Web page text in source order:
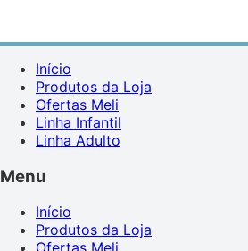
Início
Produtos da Loja
Ofertas Meli
Linha Infantil
Linha Adulto
Menu
Início
Produtos da Loja